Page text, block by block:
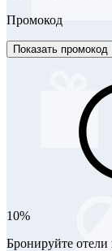
Промокод
Показать промокод
10%
Бронируйте